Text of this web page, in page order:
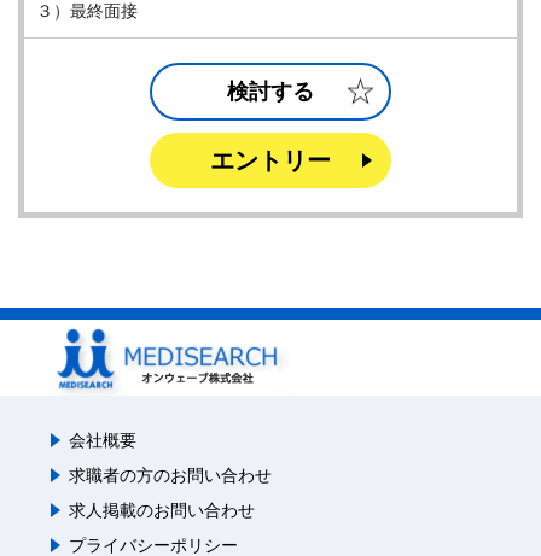
３）最終面接
検討する
エントリー
会社概要
求職者の方のお問い合わせ
求人掲載のお問い合わせ
プライバシーポリシー